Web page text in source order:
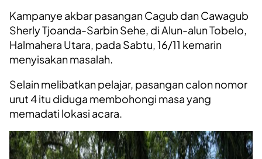
Kampanye akbar pasangan Cagub dan Cawagub
Sherly Tjoanda-Sarbin Sehe, di Alun-alun Tobelo,
Halmahera Utara, pada Sabtu, 16/11 kemarin
menyisakan masalah.
Selain melibatkan pelajar, pasangan calon nomor
urut 4 itu diduga membohongi masa yang
memadati lokasi acara.